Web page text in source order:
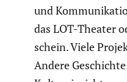
und
das LOT-Theater
schein. Viele
Andere